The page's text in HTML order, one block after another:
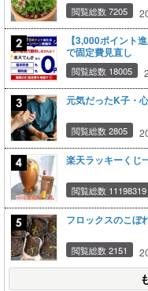
閲覧総数 7205
【3,000ポイント
で固定費見直し
閲覧総数 18005
元気だったK子・
閲覧総数 2805
楽天ラッキーくじ
閲覧総数 11198319
フロックスのこぼ
閲覧総数 2151